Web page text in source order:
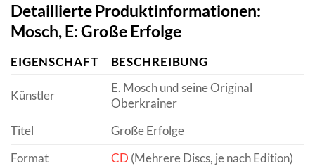
Detaillierte Produktinformationen:
Mosch, E: Große Erfolge
EIGENSCHAFT BESCHREIBUNG
Künstler
E. Mosch und seine Original
Oberkrainer
Titel
Große Erfolge
Format
CD (Mehrere Discs, je nach Edition)